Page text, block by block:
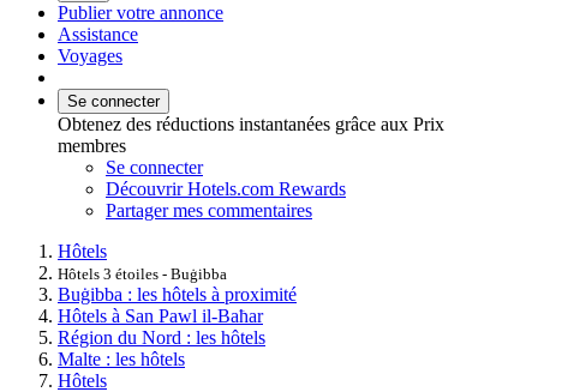
Publier votre annonce
Assistance
Voyages
Se connecter
Obtenez des réductions instantanées grâce aux Prix
membres
Se connecter
Découvrir Hotels.com Rewards
Partager mes commentaires
Hôtels
Hôtels 3 étoiles - Buġibba
Buġibba : les hôtels à proximité
Hôtels à San Pawl il-Baħar
Région du Nord : les hôtels
Malte : les hôtels
Hôtels